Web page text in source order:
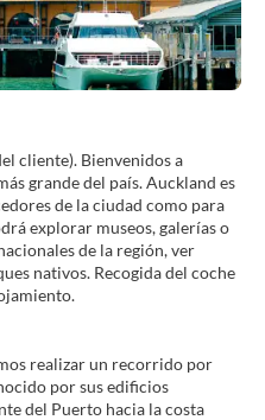
cliente). Bienvenidos a
grande del país. Auckland es
de la ciudad como para
explorar museos, galerías o
de la región, ver
nativos. Recogida del coche
realizar un recorrido por
por sus edificios
del Puerto hacia la costa